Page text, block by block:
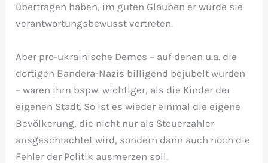
übertragen haben, im guten Glauben er würde sie
verantwortungsbewusst vertreten.
Aber pro-ukrainische Demos – auf denen u.a. die
dortigen Bandera-Nazis billigend bejubelt wurden
– waren ihm bspw. wichtiger, als die Kinder der
eigenen Stadt. So ist es wieder einmal die eigene
Bevölkerung, die nicht nur als Steuerzahler
ausgeschlachtet wird, sondern dann auch noch die
Fehler der Politik ausmerzen soll.